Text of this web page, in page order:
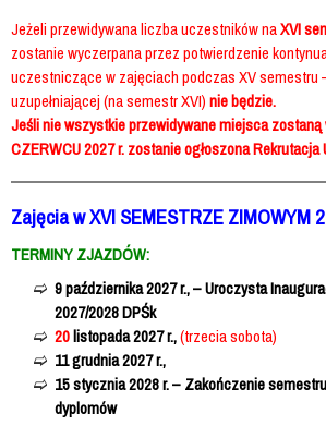
Jeżeli przewidywana liczba uczestników naXVI
zostanie wyczerpana przez potwierdzenie
uczestniczące w zajęciach podczas XV semestru
uzupełniającej (na semestr XVI)nie będzie.
Jeśli nie wszystkie przewidywane miejsca zostaną
CZERWCU 2027 r. zostanie ogłoszona Rekrutacja
Zajęcia w XVI SEMESTRZE ZIMOWYM
TERMINY ZJAZDÓW:
9 października 2027 r., – Uroczysta
2027/2028 DPŚk
20listopada 2027 r.,(trzecia sobota)
11 grudnia 2027 r.,
15 stycznia 2028 r. – Zakończenie
dyplomów